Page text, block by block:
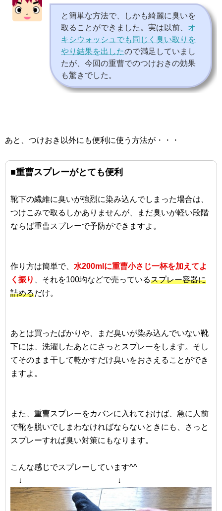
と簡単な方法で、しかも綺麗に臭いを
取ることができました。実は以前、 オ
キシウォッシュでも同じく臭い取りを
やり結果を出したので満足していまし
たが、今回の重曹でのつけおきの効果
も驚きでした。
あと、つけおき以外にも便利に使う方法が・・・
■重曹スプレーがとても便利
靴下の繊維に臭いが強烈に染み込んでしまった場合は、
つけこみで取るしかありませんが、まだ臭いが軽い段階
ならば重曹スプレーで予防ができますよ。
作り方は簡単で、 水200mlに重曹小さじ一杯を加えてよ
く振り
、それを100均などで売っているスプレー容器に
詰めるだけ。
あとは買ったばかりや、まだ臭いが染み込んでいない靴
下には、洗濯したあとにさっとスプレーをします。そし
てそのまま干して乾かすだけ臭いをおさえることができ
ますよ。
また、重曹スプレーをカバンに入れておけば、急に人前
で靴を脱いでしまわなければならないときにも、さっと
スプレーすれば臭い対策にもなります。
こんな感じでスプレーしています^^
↓ ↓